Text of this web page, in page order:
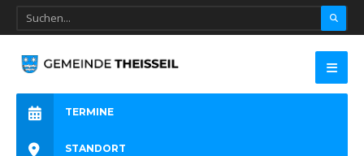
TERMINE
STANDORT